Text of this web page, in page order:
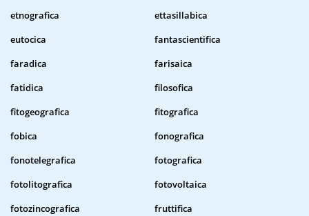
etnografica
ettasillabica
eutocica
fantascientifica
faradica
farisaica
fatidica
filosofica
fitogeografica
fitografica
fobica
fonografica
fonotelegrafica
fotografica
fotolitografica
fotovoltaica
fotozincografica
fruttifica